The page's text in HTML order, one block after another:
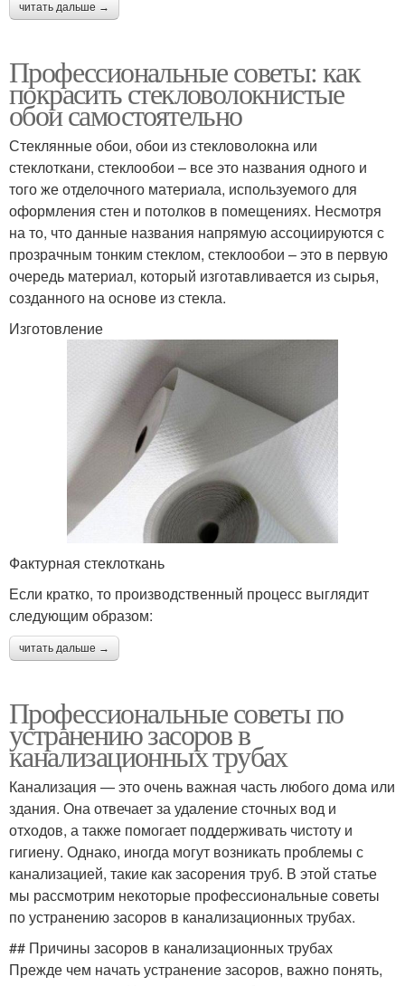
читать дальше →
Профессиональные советы: как
покрасить стекловолокнистые
обои самостоятельно
Стеклянные обои, обои из стекловолокна или
стеклоткани, стеклообои – все это названия одного и
того же отделочного материала, используемого для
оформления стен и потолков в помещениях. Несмотря
на то, что данные названия напрямую ассоциируются с
прозрачным тонким стеклом, стеклообои – это в первую
очередь материал, который изготавливается из сырья,
созданного на основе из стекла.
Изготовление
Фактурная стеклоткань
Если кратко, то производственный процесс выглядит
следующим образом:
читать дальше →
Профессиональные советы по
устранению засоров в
канализационных трубах
Канализация — это очень важная часть любого дома или
здания. Она отвечает за удаление сточных вод и
отходов, а также помогает поддерживать чистоту и
гигиену. Однако, иногда могут возникать проблемы с
канализацией, такие как засорения труб. В этой статье
мы рассмотрим некоторые профессиональные советы
по устранению засоров в канализационных трубах.
## Причины засоров в канализационных трубах
Прежде чем начать устранение засоров, важно понять,